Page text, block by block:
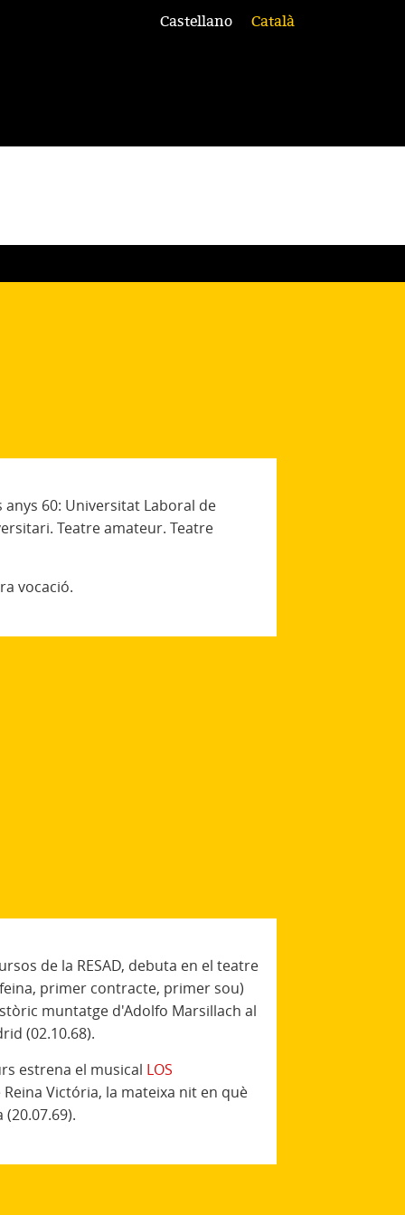
Castellano Català
anys 60: Universitat Laboral de
Teatre amateur. Teatre
vocació.
de la RESAD, debuta en el teatre
primer contracte, primer sou)
muntatge d'Adolfo Marsillach al
(02.10.68).
estrena el musical LOS
Reina Victória, la mateixa nit en què